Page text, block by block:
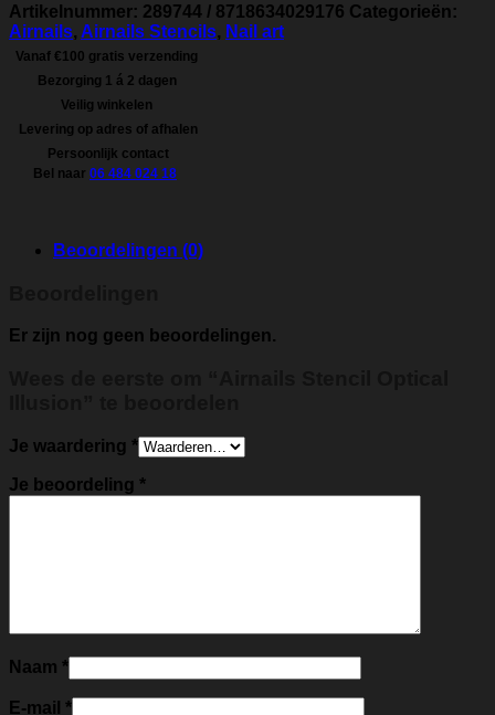
Artikelnummer: 289744 / 8718634029176 Categorieën:
Airnails, Airnails Stencils, Nail art
Vanaf €100 gratis verzending
Bezorging 1 á 2 dagen
Veilig winkelen
Levering op adres of afhalen
Persoonlijk contact
Bel naar 06 484 024 18
Beoordelingen (0)
Er zijn nog geen beoordelingen.
Je waardering *
Je beoordeling *
Naam *
E-mail *